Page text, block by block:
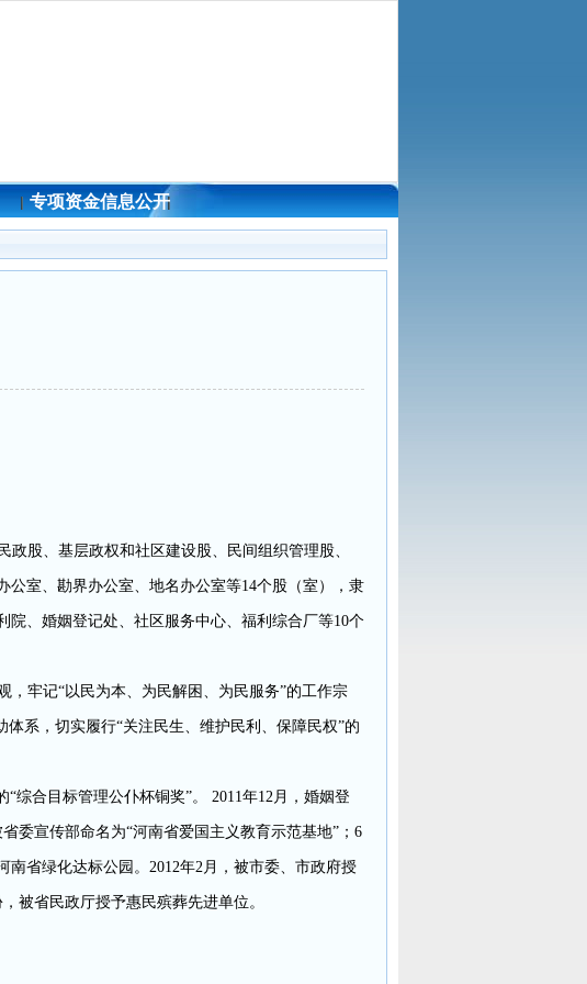
专项资金信息公开
股、基层政权和社区建设股、民间组织管理股、
室、勘界办公室、地名办公室等14个股（室），隶
、婚姻登记处、社区服务中心、福利综合厂等10个
牢记“以民为本、为民解困、为民服务”的工作宗
系，切实履行“关注民生、维护民利、保障民权”的
综合目标管理公仆杯铜奖”。 2011年12月，婚姻登
委宣传部命名为“河南省爱国主义教育示范基地”；6
省绿化达标公园。2012年2月，被市委、市政府授
被省民政厅授予惠民殡葬先进单位。